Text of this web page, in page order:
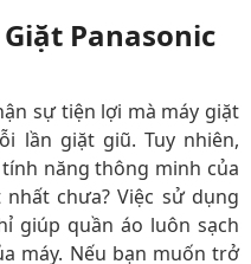
Panasonic
sự tiện lợi mà máy giặt
lần giặt giũ. Tuy nhiên,
năng thông minh của
chưa? Việc sử dụng
giúp quần áo luôn sạch
máy. Nếu bạn muốn trở